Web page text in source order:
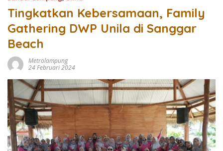
Tingkatkan Kebersamaan, Family
Gathering DWP Unila di Sanggar
Beach
Metrolampung
24 Februari 2024